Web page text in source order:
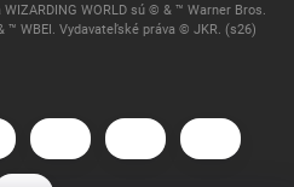
WORLD sú © & ™ Warner Bros.
™ WBEI. Vydavateľské práva © JKR. (s26)